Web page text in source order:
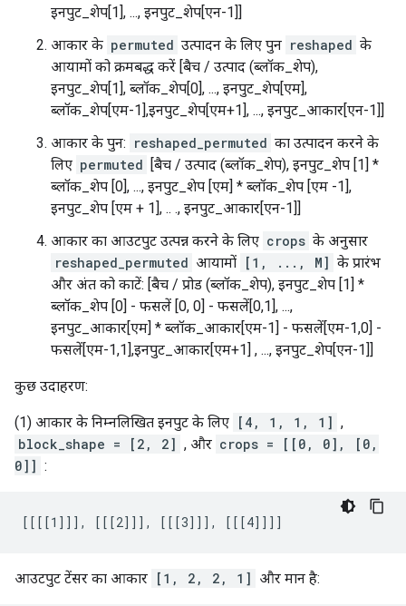
इनपुट_शेप[1], ..., इनपुट_शेप[एन-1]]
आकार के permuted उत्पादन के लिए पुन reshaped के
आयामों को क्रमबद्ध करें [बैच / उत्पाद (ब्लॉक_शेप),
इनपुट_शेप[1], ब्लॉक_शेप[0], ..., इनपुट_शेप[एम],
ब्लॉक_शेप[एम-1],इनपुट_शेप[एम+1], ..., इनपुट_आकार[एन-1]]
आकार के पुन: reshaped_permuted का उत्पादन करने के
लिए permuted [बैच / उत्पाद (ब्लॉक_शेप), इनपुट_शेप [1] *
ब्लॉक_शेप [0], ..., इनपुट_शेप [एम] * ब्लॉक_शेप [एम -1],
इनपुट_शेप [एम + 1], .. ., इनपुट_आकार[एन-1]]
आकार का आउटपुट उत्पन्न करने के लिए crops के अनुसार
reshaped_permuted आयामों [1, ..., M] के प्रारंभ
और अंत को काटें: [बैच / प्रोड (ब्लॉक_शेप), इनपुट_शेप [1] *
ब्लॉक_शेप [0] - फसलें [0, 0] - फसलें[0,1], ...,
इनपुट_आकार[एम] * ब्लॉक_आकार[एम-1] - फसलें[एम-1,0] -
फसलें[एम-1,1],इनपुट_आकार[एम+1] , ..., इनपुट_शेप[एन-1]]
कुछ उदाहरण:
(1) आकार के निम्नलिखित इनपुट के लिए [4, 1, 1, 1] ,
block_shape = [2, 2] , और crops = [[0, 0], [0,
0]] :
[[[[1]]], [[[2]]], [[[3]]], [[[4]]]]
आउटपुट टेंसर का आकार [1, 2, 2, 1] और मान है: